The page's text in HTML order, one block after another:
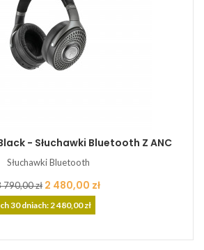
- Słuchawki Bluetooth Z ANC
Słuchawki Bluetooth
790,00 zł Cena
2 480,00 zł
30 dniach: 2 480,00 zł